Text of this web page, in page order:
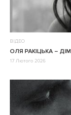
ВІДЕО
ОЛЯ РАКІЦЬКА – ДІМ
17 Лютого 2026